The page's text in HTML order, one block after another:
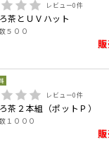
レビュー0件
茶とＵＶハット
５００
レビュー0件
茶２本組（ポットＰ）
１０００